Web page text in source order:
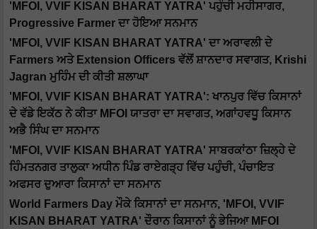
'MFOI, VVIF KISAN BHARAT YATRA' ਪਹੁੰਚੀ ਮਹੀਸਾਗਰ,
Progressive Farmer ਦਾ ਹੋਇਆ ਸਨਮਾਨ
'MFOI, VVIF KISAN BHARAT YATRA' ਦਾ ਅਰਾਵਲੀ ਦੇ
Farmers ਅਤੇ Extension Officers ਵੱਲੋਂ ਸ਼ਾਨਦਾਰ ਸਵਾਗਤ, Krishi
Jagran ਮੁਹਿੰਮ ਦੀ ਕੀਤੀ ਸ਼ਲਾਘਾ
'MFOI, VVIF KISAN BHARAT YATRA': ਖਾਨਪੁਰ ਵਿੱਚ ਕਿਸਾਨਾਂ
ਦੇ ਵੱਡੇ ਇਕੱਠ ਨੇ ਕੀਤਾ MFOI ਯਾਤਰਾ ਦਾ ਸਵਾਗਤ, ਅਗਾਂਹਵਧੂ ਕਿਸਾਨ
ਅਭੈ ਸਿੰਘ ਦਾ ਸਨਮਾਨ
'MFOI, VVIF KISAN BHARAT YATRA' ਸਾਬਰਕਾਂਠਾ ਜ਼ਿਲ੍ਹੇ ਦੇ
ਹਿੰਮਤਨਗਰ ਤਾਲੁਕਾ ਅਧੀਨ ਪਿੰਡ ਰਾਏਗੜ੍ਹ ਵਿੱਚ ਪਹੁੰਚੀ, ਪੰਚਾਇਤ
ਅਫਸਰ ਦੁਆਰਾ ਕਿਸਾਨਾਂ ਦਾ ਸਨਮਾਨ
World Farmers Day ਮੌਕੇ ਕਿਸਾਨਾਂ ਦਾ ਸਨਮਾਨ, 'MFOI, VVIF
KISAN BHARAT YATRA' ਦੌਰਾਨ ਕਿਸਾਨਾਂ ਨੂੰ ਭੇਜਿਆ MFOI